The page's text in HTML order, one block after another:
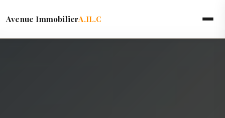
Avenue ImmobilierA.IL.C